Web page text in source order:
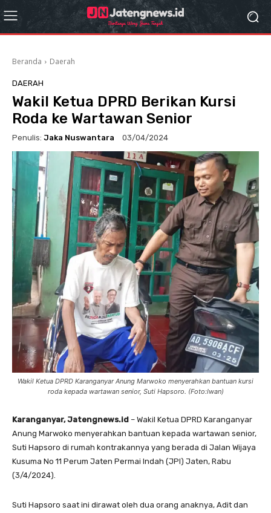
Beranda Daerah
DAERAH
Wakil Ketua DPRD Berikan Kursi
Roda ke Wartawan Senior
Penulis: Jaka Nuswantara 03/04/2024
Wakil Ketua DPRD Karanganyar Anung Marwoko menyerahkan bantuan kursi
roda kepada wartawan senior, Suti Hapsoro. (Foto:Iwan)
Karanganyar, Jatengnews.id – Wakil Ketua DPRD Karanganyar
Anung Marwoko menyerahkan bantuan kepada wartawan senior,
Suti Hapsoro di rumah kontrakannya yang berada di Jalan Wijaya
Kusuma No 11 Perum Jaten Permai Indah (JPI) Jaten, Rabu
(3/4/2024).
Suti Hapsoro saat ini dirawat oleh dua orang anaknya, Adit dan